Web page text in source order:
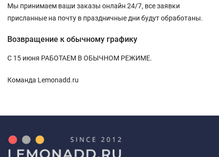
Мы принимаем ваши заказы онлайн 24/7, все заявки
присланные на почту в праздничные дни будут обработаны.
Возвращение к обычному графику
С 15 июня РАБОТАЕМ В ОБЫЧНОМ РЕЖИМЕ.
Команда Lemonadd.ru